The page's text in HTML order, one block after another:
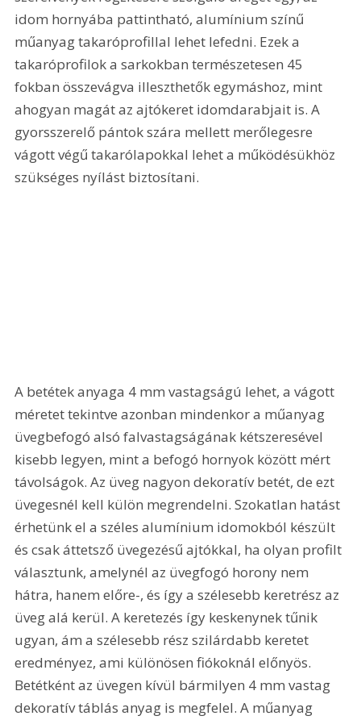
idom hornyába pattintható, alumínium színű
műanyag takaróprofillal lehet lefedni. Ezek a
takaróprofilok a sarkokban természetesen 45
fokban összevágva illeszthetők egymáshoz, mint
ahogyan magát az ajtókeret idomdarabjait is. A
gyorsszerelő pántok szára mellett merőlegesre
vágott végű takarólapokkal lehet a működésükhöz
szükséges nyílást biztosítani.
A betétek anyaga 4 mm vastagságú lehet, a vágott
méretet tekintve azonban mindenkor a műanyag
üvegbefogó alsó falvastagságának kétszeresével
kisebb legyen, mint a befogó hornyok között mért
távolságok. Az üveg nagyon dekoratív betét, de ezt
üvegesnél kell külön megrendelni. Szokatlan hatást
érhetünk el a széles alumínium idomokból készült
és csak áttetsző üvegezésű ajtókkal, ha olyan profilt
választunk, amelynél az üvegfogó horony nem
hátra, hanem előre-, és így a szélesebb keretrész az
üveg alá kerül. A keretezés így keskenynek tűnik
ugyan, ám a szélesebb rész szilárdabb keretet
eredményez, ami különösen fiókoknál előnyös.
Betétként az üvegen kívül bármilyen 4 mm vastag
dekoratív táblás anyag is megfelel. A műanyag